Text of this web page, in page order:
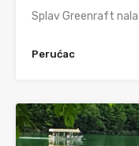
Splav Greenraft
Perućac